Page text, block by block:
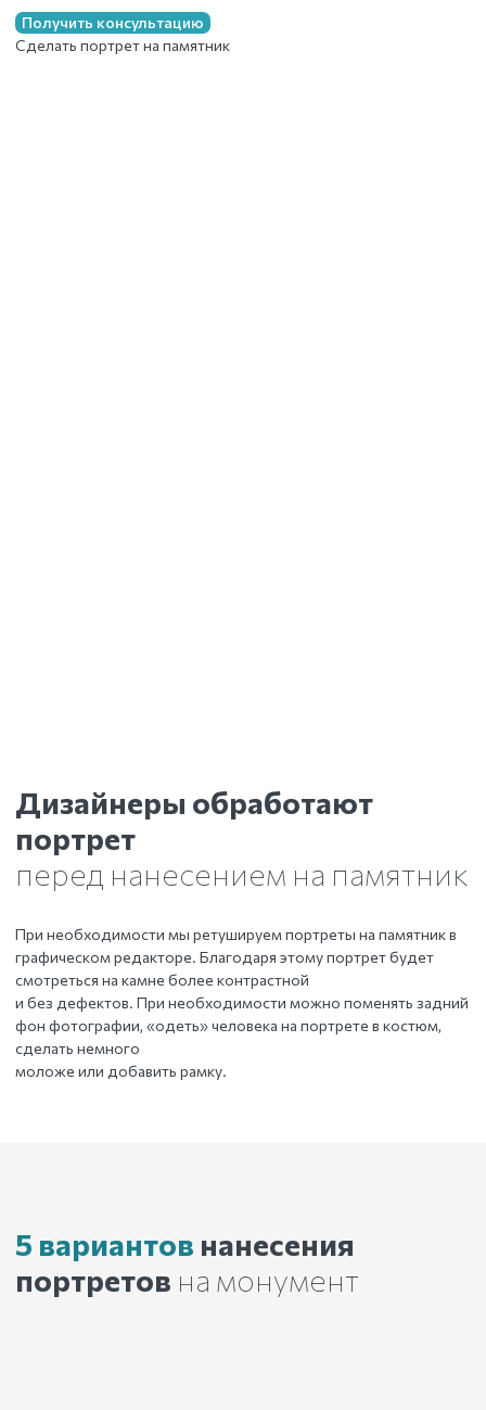
Получить консультацию
Сделать портрет на памятник
Дизайнеры обработают
портрет
перед нанесением на памятник
При необходимости мы ретушируем портреты на памятник в
графическом редакторе. Благодаря этому портрет будет
смотреться на камне более контрастной
и без дефектов. При необходимости можно поменять задний
фон фотографии, «одеть» человека на портрете в костюм,
сделать немного
моложе или добавить рамку.
5 вариантов нанесения
портретов на монумент